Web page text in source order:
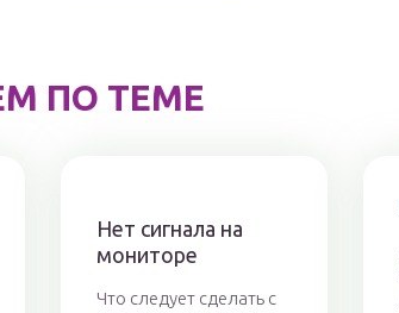
ПО ТЕМЕ
Нет сигнала на
мониторе
Что следует сделать с